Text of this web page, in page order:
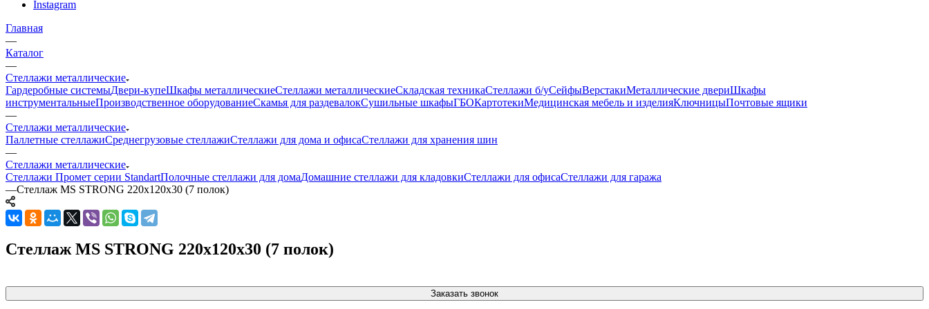
Instagram
Главная
—
Каталог
—
Стеллажи металлические
Гардеробные системыДвери-купеШкафы металлическиеСтеллажи металлическиеСкладская техникаСтеллажи б/уСейфыВерстакиМеталлические двериШкафы
инструментальныеПроизводственное оборудованиеСкамья для раздевалокСушильные шкафыГБОКартотекиМедицинская мебель и изделияКлючницыПочтовые ящики
—
Стеллажи металлические
Паллетные стеллажиСреднегрузовые стеллажиСтеллажи для дома и офисаСтеллажи для хранения шин
—
Стеллажи металлические
Стеллажи Промет серии StandartПолочные стеллажи для домаДомашние стеллажи для кладовкиСтеллажи для офисаСтеллажи для гаража
—Стеллаж MS STRONG 220x120x30 (7 полок)
Стеллаж MS STRONG 220x120x30 (7 полок)
Заказать звонок